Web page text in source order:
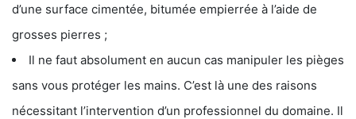
d’une surface cimentée, bitumée empierrée à l’aide de
grosses pierres ;
Il ne faut absolument en aucun cas manipuler les pièges
sans vous protéger les mains. C’est là une des raisons
nécessitant l’intervention d’un professionnel du domaine. Il